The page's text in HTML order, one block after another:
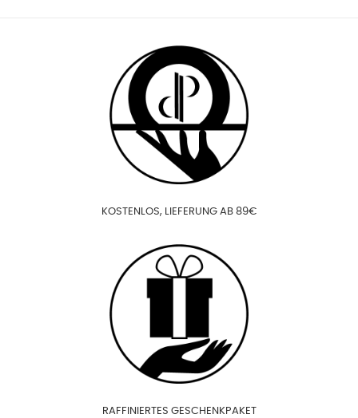
KOSTENLOS, LIEFERUNG AB 89€
RAFFINIERTES GESCHENKPAKET